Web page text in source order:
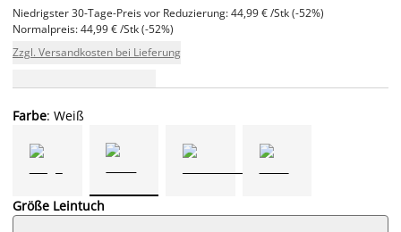
Niedrigster 30-Tage-Preis vor Reduzierung: 44,99 € /Stk (-52%)
Normalpreis: 44,99 € /Stk (-52%)
Zzgl. Versandkosten bei Lieferung
Farbe: Weiß
Größe Leintuch